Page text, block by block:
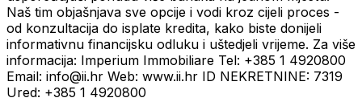
Naš tim objašnjava sve opcije i vodi kroz cijeli proces -
od konzultacija do isplate kredita, kako biste donijeli
informativnu financijsku odluku i uštedjeli vrijeme. Za više
informacija: Imperium Immobiliare Tel: +385 1 4920800
Email: info@ii.hr Web: www.ii.hr ID NEKRETNINE: 7319
Ured: +385 1 4920800